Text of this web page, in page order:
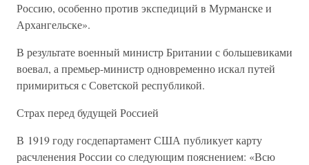
Россию, особенно против экспедиций в Мурманске и
Архангельске».
В результате военный министр Британии с большевиками
воевал, а премьер-министр одновременно искал путей
примириться с Советской республикой.
Страх перед будущей Россией
В 1919 году госдепартамент США публикует карту
расчленения России со следующим пояснением: «Всю